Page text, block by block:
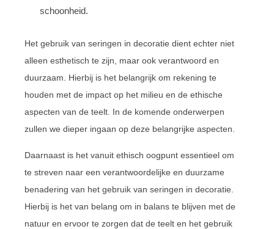
schoonheid.
Het gebruik van seringen in decoratie dient echter niet
alleen esthetisch te zijn, maar ook verantwoord en
duurzaam. Hierbij is het belangrijk om rekening te
houden met de impact op het milieu en de ethische
aspecten van de teelt. In de komende onderwerpen
zullen we dieper ingaan op deze belangrijke aspecten.
Daarnaast is het vanuit ethisch oogpunt essentieel om
te streven naar een verantwoordelijke en duurzame
benadering van het gebruik van seringen in decoratie.
Hierbij is het van belang om in balans te blijven met de
natuur en ervoor te zorgen dat de teelt en het gebruik